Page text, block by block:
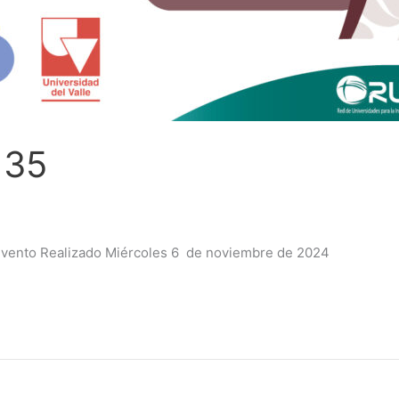
Realizado Miércoles 6 de noviembre de 2024